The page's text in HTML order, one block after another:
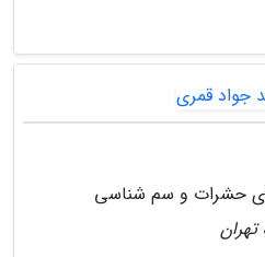
حشرات و سم شناسی